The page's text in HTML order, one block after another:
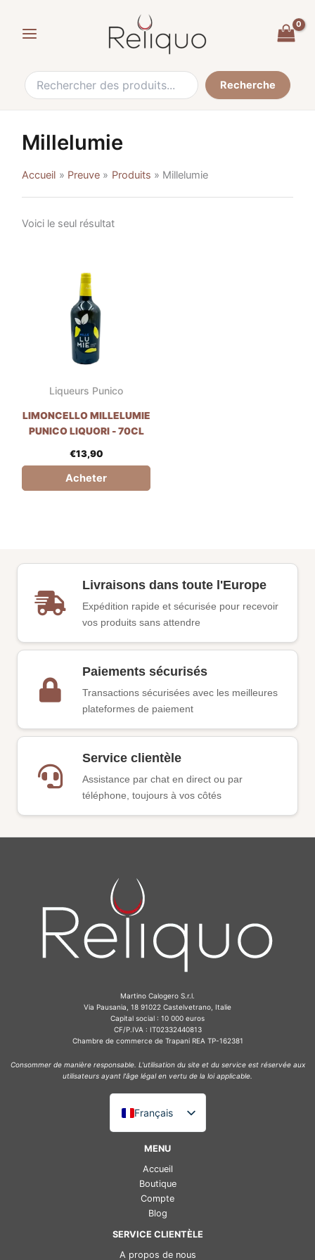
content
:
Recherche
Millelumie
Accueil Preuve Produits Millelumie
Voici le seul résultat
Liqueurs Punico
LIMONCELLO MILLELUMIE
PUNICO LIQUORI - 70CL
€13,90
Acheter
Livraisons dans toute l'Europe
Expédition rapide et sécurisée pour recevoir
vos produits sans attendre
Paiements sécurisés
Transactions sécurisées avec les meilleures
plateformes de paiement
Service clientèle
Assistance par chat en direct ou par
téléphone, toujours à vos côtés
Martino Calogero S.r.l.
Via Pausania, 18 91022 Castelvetrano, Italie
Capital social : 10 000 euros
CF/P.IVA : IT02332440813
Chambre de commerce de Trapani REA TP-162381
Consommer de manière responsable. L'utilisation du site et du service est réservée aux
utilisateurs ayant l'âge légal en vertu de la loi applicable.
Français
Italiano
Deutsch
Español
MENU
Accueil
Boutique
Compte
Blog
SERVICE CLIENTÈLE
A propos de nous